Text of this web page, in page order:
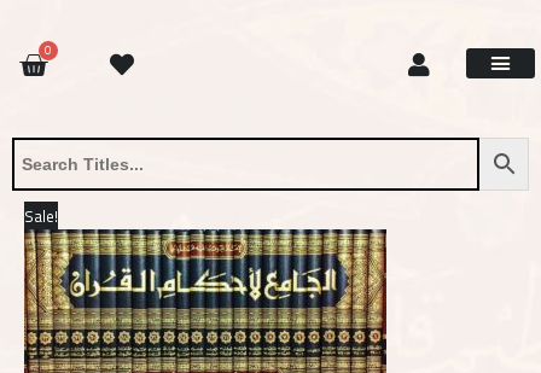
content0
CART
Sale!
was: